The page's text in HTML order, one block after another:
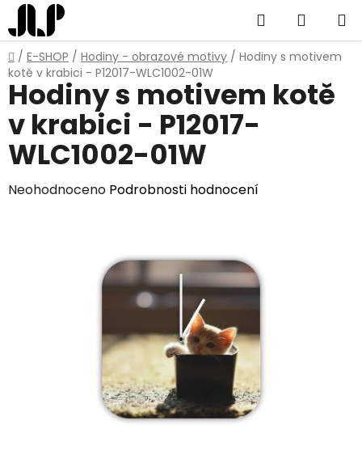
Přejít
na
obsah
Hledat
KOŠÍK
Domů
/ E-SHOP / Hodiny - obrazové motivy / Hodiny s motivem
kotě v krabici - P12017-WLC1002-01W
Hodiny s motivem kotě
v krabici - P12017-
WLC1002-01W
Průměrné
Neohodnoceno Podrobnosti hodnocení